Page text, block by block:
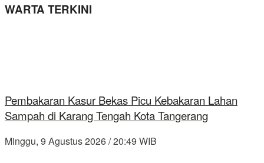
WARTA TERKINI
Pembakaran Kasur Bekas Picu Kebakaran Lahan
Sampah di Karang Tengah Kota Tangerang
Minggu, 9 Agustus 2026 / 20:49 WIB